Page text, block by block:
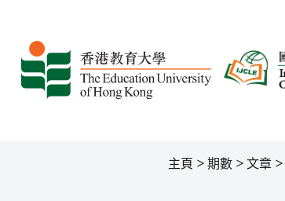
主頁 >期數>文章>